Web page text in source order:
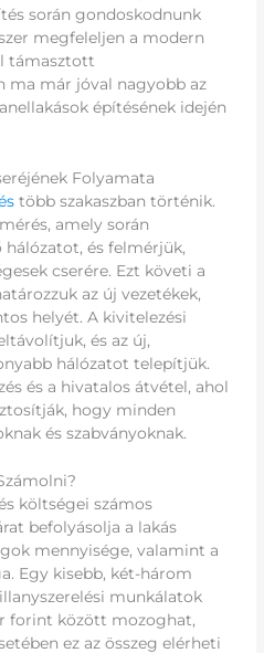
során gondoskodnunk
megfeleljen a modern
támasztott
ma már jóval nagyobb az
építésének idején
Folyamata
több szakaszban történik.
amely során
és felmérjük,
cserére. Ezt követi a
az új vezetékek,
helyét. A kivitelezési
és az új,
hálózatot telepítjük.
és a hivatalos átvétel, ahol
hogy minden
és szabványoknak.
költségei számos
befolyásolja a lakás
mennyisége, valamint a
Egy kisebb, két-három
munkálatok
forint között mozoghat,
ez az összeg elérheti